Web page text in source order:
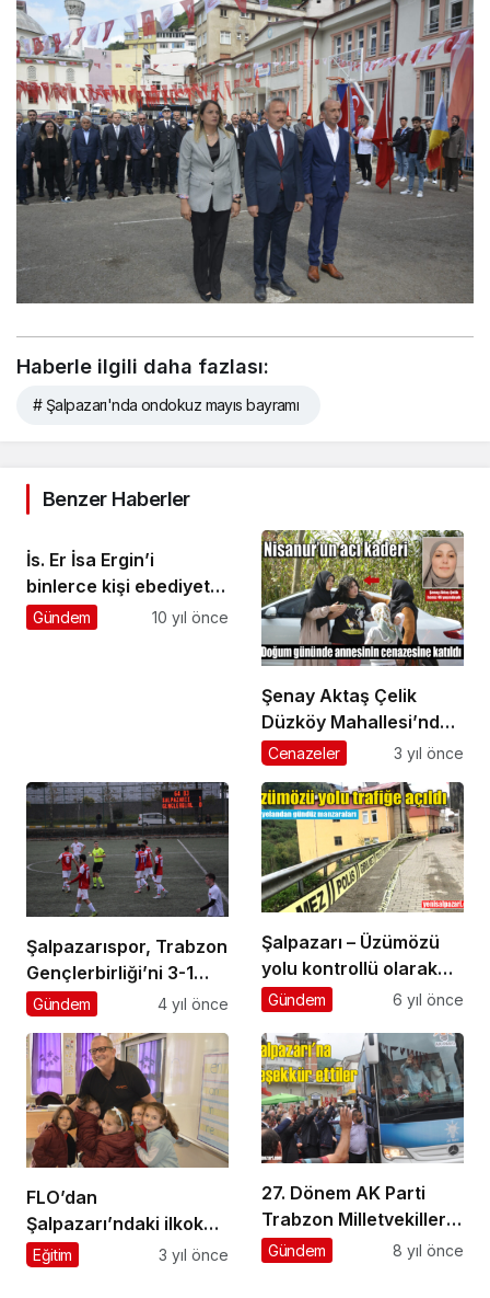
Haberle ilgili daha fazlası:
# Şalpazarı'nda ondokuz mayıs bayramı
Benzer Haberler
İs. Er İsa Ergin’i
binlerce kişi ebediyete
uğurladı
Gündem 10 yıl önce
Şenay Aktaş Çelik
Düzköy Mahallesi’nde
son yolculuğuna
Cenazeler 3 yıl önce
Şalpazarıspor, Trabzon
Gençlerbirliği’ni 3-1
mağlup etti
Gündem 4 yıl önce
Şalpazarı – Üzümözü
yolu kontrollü olarak
trafiğe açıldı
Gündem 6 yıl önce
FLO’dan
Şalpazarı’ndaki ilkokul
öğrencilerine
Eğitim 3 yıl önce
27. Dönem AK Parti
Trabzon Milletvekilleri
seçmenlere teşekkür
Gündem 8 yıl önce